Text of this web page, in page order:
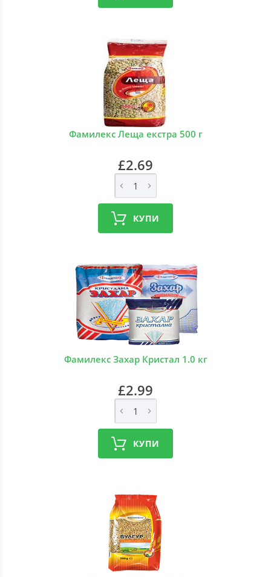
Фамилекс Леща екстра 500 г
£2.69
КУПИ
Фамилекс Захар Кристал 1.0 кг
£2.99
КУПИ